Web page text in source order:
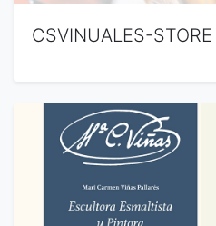
CSVINUALES-STORE